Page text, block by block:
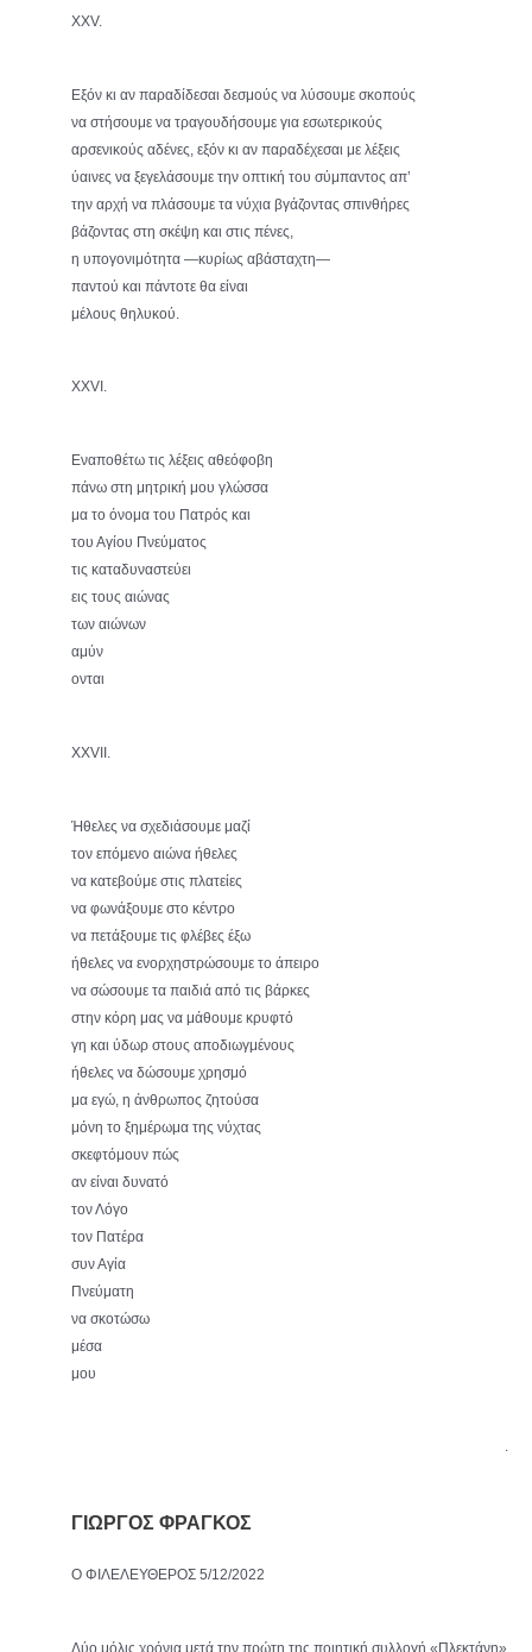
XXV.
Εξόν κι αν παραδίδεσαι δεσμούς να λύσουμε σκοπούς
να στήσουμε να τραγουδήσουμε για εσωτερικούς
αρσενικούς αδένες, εξόν κι αν παραδέχεσαι με λέξεις
ύαινες να ξεγελάσουμε την οπτική του σύμπαντος απ’
την αρχή να πλάσουμε τα νύχια βγάζοντας σπινθήρες
βάζοντας στη σκέψη και στις πένες,
η υπογονιμότητα —κυρίως αβάσταχτη—
παντού και πάντοτε θα είναι
μέλους θηλυκού.
XXVI.
Εναποθέτω τις λέξεις αθεόφοβη
πάνω στη μητρική μου γλώσσα
μα το όνομα του Πατρός και
του Αγίου Πνεύματος
τις καταδυναστεύει
εις τους αιώνας
των αιώνων
αμύν
ονται
ΧΧVΙΙ.
Ήθελες να σχεδιάσουμε μαζί
τον επόμενο αιώνα ήθελες
να κατεβούμε στις πλατείες
να φωνάξουμε στο κέντρο
να πετάξουμε τις φλέβες έξω
ήθελες να ενορχηστρώσουμε το άπειρο
να σώσουμε τα παιδιά από τις βάρκες
στην κόρη μας να μάθουμε κρυφτό
γη και ύδωρ στους αποδιωγμένους
ήθελες να δώσουμε χρησμό
μα εγώ, η άνθρωπος ζητούσα
μόνη το ξημέρωμα της νύχτας
σκεφτόμουν πώς
αν είναι δυνατό
τον Λόγο
τον Πατέρα
συν Αγία
Πνεύματη
να σκοτώσω
μέσα
μου
.
ΓΙΩΡΓΟΣ ΦΡΑΓΚΟΣ
Ο ΦΙΛΕΛΕΥΘΕΡΟΣ 5/12/2022
Δύο μόλις χρόνια μετά την πρώτη της ποιητική συλλογή «Πλεκτάνη»